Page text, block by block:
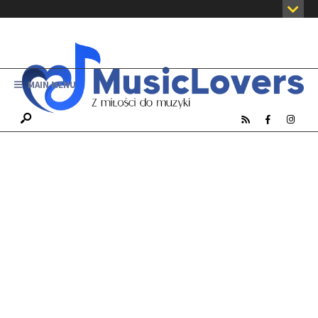
MAIN MENU